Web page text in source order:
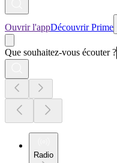
Ouvrir l'appDécouvrir Prime
Que souhaitez-vous écouter ?
Radio